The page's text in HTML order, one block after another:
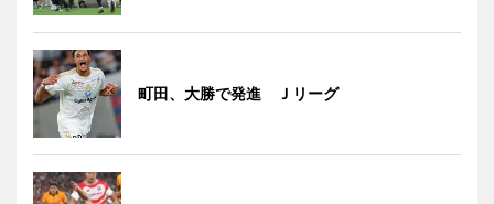
町田、大勝で発進 Ｊリーグ